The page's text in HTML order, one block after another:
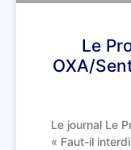
Le
OXA/
Le journal Le
« Faut-il